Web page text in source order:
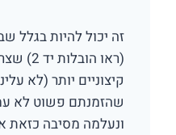
(ראו
קיצוניים יותר (לא
שהזמנתם פשוט לא
ונעלמה מסיבה כזאת